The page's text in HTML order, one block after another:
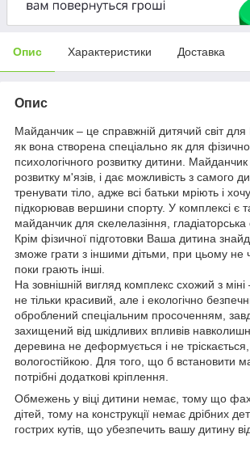
Опис Характеристики Доставка
Опис
Майданчик – це справжній дитячий світ для
як вона створена спеціально як для
психологічного розвитку дитини.
розвитку м'язів, і дає можливість з самого
тренувати тіло, адже всі батьки мріють і
підкорював вершини спорту. У комплексі є
майданчик для скелелазіння, гладіаторська
Крім фізичної підготовки Ваша дитина
зможе грати з іншими дітьми, при цьому не
поки грають інші.
На зовнішній вигляд комплекс схожий з міні
не тільки красивий, але і екологічно
оброблений спеціальним просоченням,
захищений від шкідливих впливів
деревина не деформується і не
вологостійкою. Для того, що б встановити
потрібні додаткові кріплення.
Обмежень у віці дитини немає, тому що
дітей, тому на конструкції немає дрібних
гострих кутів, що убезпечить вашу дитину